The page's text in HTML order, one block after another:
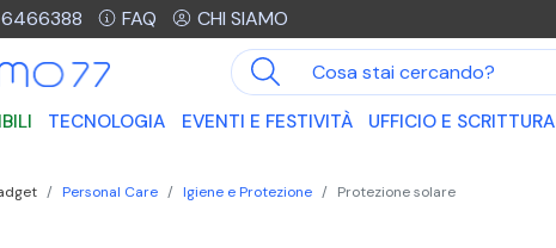
FAQ CHI SIAMO
TECNOLOGIA EVENTI E FESTIVITÀ UFFICIO E SCRITTURA
Personal Care Igiene e Protezione Protezione solare